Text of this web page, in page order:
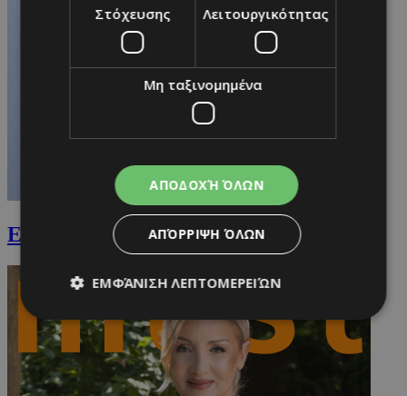
Eleonora La Luna
Στόχευσης Λειτουργικότητας
Μη ταξινομημένα
ΑΠΟΔΟΧΉ ΌΛΩΝ
ΑΠΌΡΡΙΨΗ ΌΛΩΝ
ΕΜΦΆΝΙΣΗ ΛΕΠΤΟΜΕΡΕΙΏΝ
Απολύτως απαραίτητα
Απόδοσης
Στόχευσης
Λειτουργικότητας